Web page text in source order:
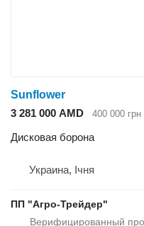
Sunflower
3 281 000 AMD
400 000 грн
Дисковая борона
Украина, Ічня
ПП "Агро-Трейдер"